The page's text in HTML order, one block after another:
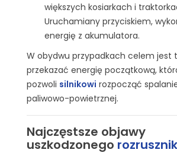
większych kosiarkach i
Uruchamiany przyciskiem,
energię z akumulatora.
W obydwu przypadkach celem jest
przekazać energię początkową,
pozwoli silnikowi rozpocząć
paliwowo-powietrznej.
Najczęstsze objawy
uszkodzonego